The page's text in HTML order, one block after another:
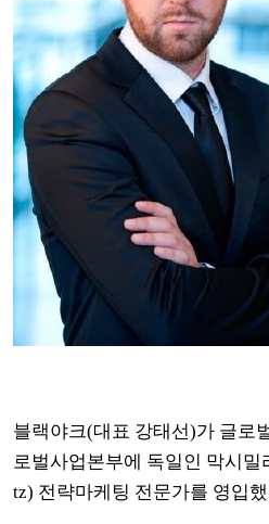
블랙야크(대표 강태선)가 글로
로벌사업본부에 독일인 막시
tz) 전략마케팅 전문가를 영입